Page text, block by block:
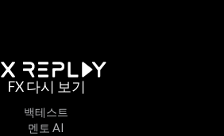
FX 다시 보기
백테스트
멘토 AI